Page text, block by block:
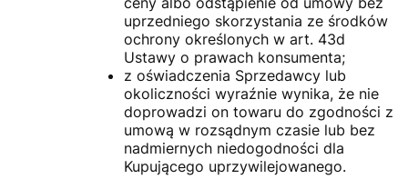
uprzedniego skorzystania ze środków
ochrony określonych w art. 43d
Ustawy o prawach konsumenta;
z oświadczenia Sprzedawcy lub
okoliczności wyraźnie wynika, że nie
doprowadzi on towaru do zgodności z
umową w rozsądnym czasie lub bez
nadmiernych niedogodności dla
Kupującego uprzywilejowanego.